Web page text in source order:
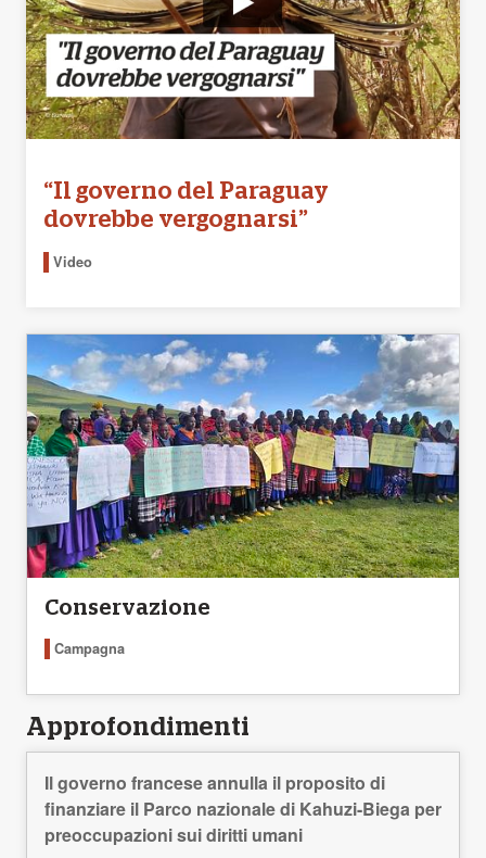
“Il governo del Paraguay
dovrebbe vergognarsi”
Video
Conservazione
Campagna
Approfondimenti
Il governo francese annulla il proposito di
finanziare il Parco nazionale di Kahuzi-Biega per
preoccupazioni sui diritti umani